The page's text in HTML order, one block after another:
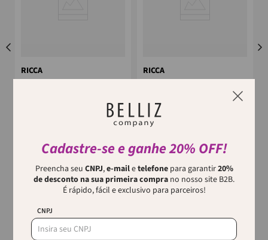
Cadastre-se e ganhe 20% OFF!
Preencha seu CNPJ,e-mailetelefonepara garantir20%
de desconto na sua primeira compra no nosso site B2B.
É rápido, fácil e exclusivo para parceiros!
CNPJ
RICCA
O Kit de Viagem Case com Dois
Frascos Colors Ricca é a solução
de praticidade e elegânci...
RICCA
Descubra a Porta Escova de
Dente Ricca. A Porta Escova de
prática e fácil para quem busca
o...
Quem viu, viu também